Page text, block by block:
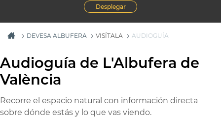
Desplegar
DEVESA ALBUFERA VISÍTALA AUDIOGUÍA
Audioguía de L'Albufera de
València
Recorre el espacio natural con información directa
sobre dónde estás y lo que vas viendo.